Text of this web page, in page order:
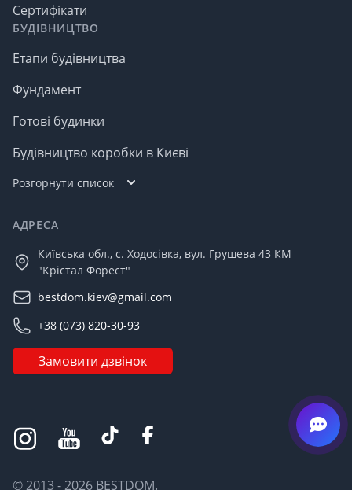
Сертифікати
БУДІВНИЦТВО
Етапи будівництва
Фундамент
Готові будинки
Будівництво коробки в Києві
Розгорнути список
АДРЕСА
Київська обл., с. Ходосівка, вул. Грушева 43 КМ
"Крістал Форест"
bestdom.kiev@gmail.com
+38 (073) 820-30-93
Замовити дзвінок
© 2013 - 2026 BESTDOM.